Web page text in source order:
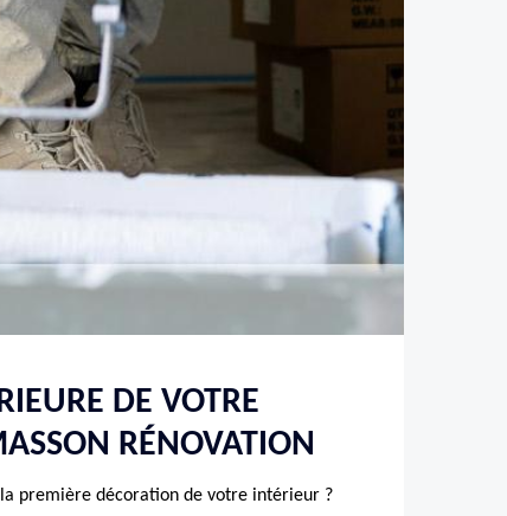
DE VOTRE
RÉNOVATION
première décoration de votre intérieur ?